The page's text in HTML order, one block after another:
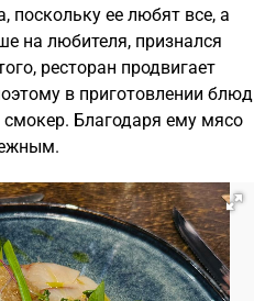
поскольку ее любят все, а
на любителя, признался
ресторан продвигает
в приготовлении блюд
Благодаря ему мясо